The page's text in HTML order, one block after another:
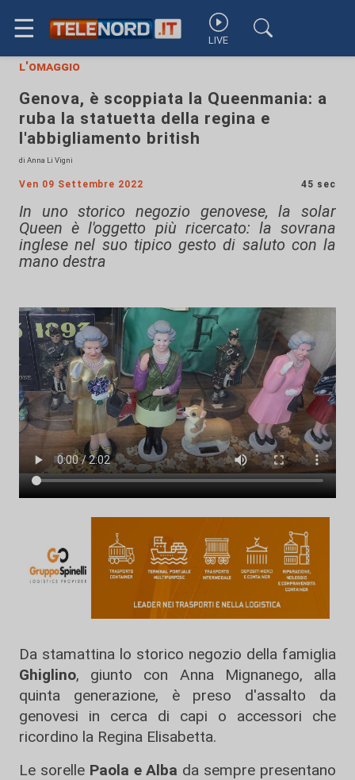
☰ LIVE
l'omaggio
Genova, è scoppiata la Queenmania: a
ruba la statuetta della regina e
l'abbigliamento british
di Anna Li Vigni
Ven 09 Settembre 2022 45 sec
In uno storico negozio genovese, la solar
Queen è l'oggetto più ricercato: la sovrana
inglese nel suo tipico gesto di saluto con la
mano destra
Da stamattina lo storico negozio della famiglia
Ghiglino, giunto con Anna Mignanego, alla
quinta generazione, è preso d'assalto da
genovesi in cerca di capi o accessori che
ricordino la Regina Elisabetta.
Le sorelle Paola e Alba da sempre presentano